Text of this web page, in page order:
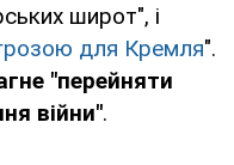
широт", і
для Кремля".
"перейняти
війни".